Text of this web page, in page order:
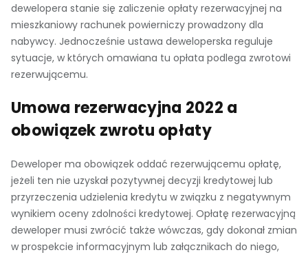
dewelopera stanie się zaliczenie opłaty rezerwacyjnej na
mieszkaniowy rachunek powierniczy prowadzony dla
nabywcy. Jednocześnie ustawa deweloperska reguluje
sytuacje, w których omawiana tu opłata podlega zwrotowi
rezerwującemu.
Umowa rezerwacyjna 2022 a
obowiązek zwrotu opłaty
Deweloper ma obowiązek oddać rezerwującemu opłatę,
jeżeli ten nie uzyskał pozytywnej decyzji kredytowej lub
przyrzeczenia udzielenia kredytu w związku z negatywnym
wynikiem oceny zdolności kredytowej. Opłatę rezerwacyjną
deweloper musi zwrócić także wówczas, gdy dokonał zmian
w prospekcie informacyjnym lub załącznikach do niego,